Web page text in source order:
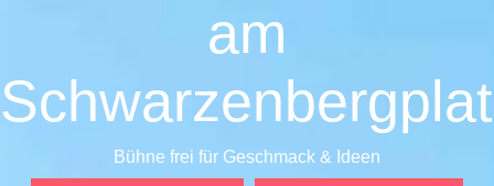
am
Bühne frei für Geschmack & Ideen